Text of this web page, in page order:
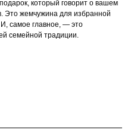
который говорит о вашем
Это жемчужина для избранной
самое главное, — это
семейной традиции.